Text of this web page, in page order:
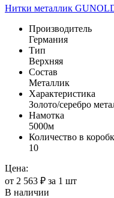
Нитки металлик
Производитель
Германия
Тип
Верхняя
Состав
Металлик
Характеристика
Золото/серебро
Намотка
5000м
Количество в
10
Цена:
от 2 563 ₽ за 1 шт
В наличии